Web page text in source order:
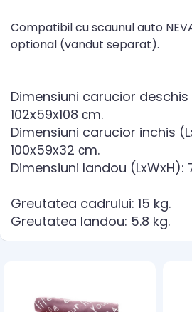
Compatibil cu scaunul auto
optional (vandut separat).
Dimensiuni carucior deschis
102x59x108 сm.
Dimensiuni carucior inchis
100x59x32 сm.
Dimensiuni landou (LxWxH):
Greutatea cadrului: 15 kg.
Greutatea landou: 5.8 kg.